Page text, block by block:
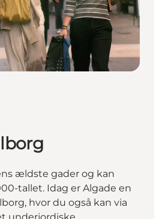
ældste gader og kan
tallet. Idag er Algade en
hvor du også kan via